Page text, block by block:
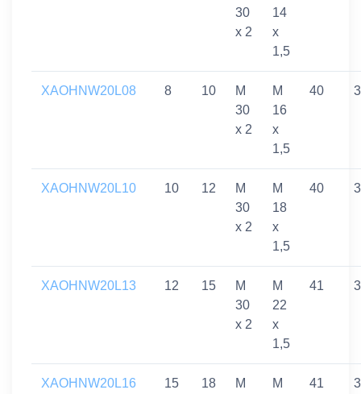
30
x 2
14
x
1,5
XAOHNW20L08 8 10
M
30
x 2
M
16
x
1,5
40
XAOHNW20L10 10 12
M
30
x 2
M
18
x
1,5
40
XAOHNW20L13 12 15
M
30
x 2
M
22
x
1,5
41
XAOHNW20L16 15 18
M
M
41